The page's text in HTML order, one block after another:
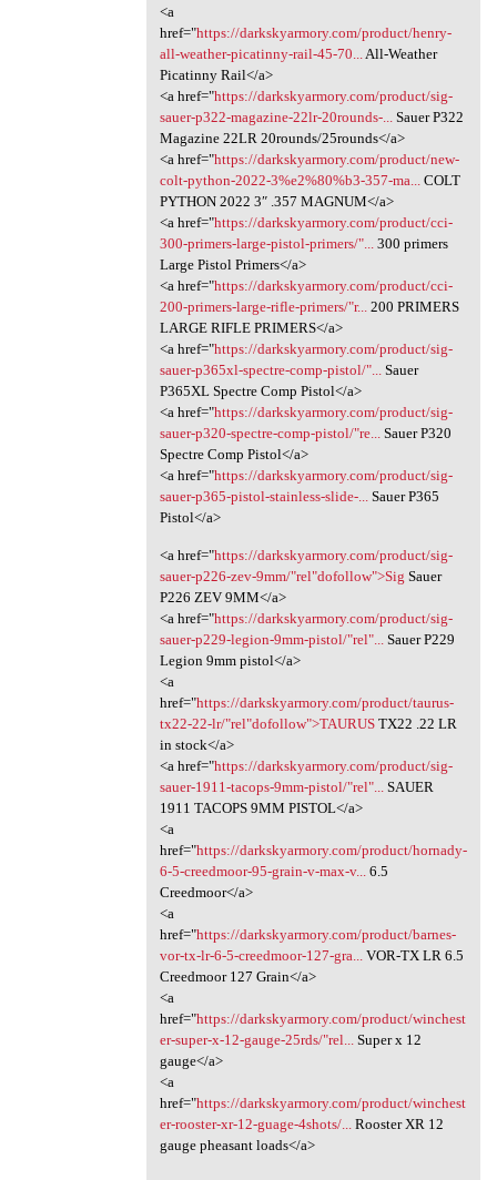
<a
href="https://darkskyarmory.com/product/henry-
all-weather-picatinny-rail-45-70...
All-Weather
Picatinny Rail</a>
<a href="https://darkskyarmory.com/product/sig-
sauer-p322-magazine-22lr-20rounds-...
Sauer P322
Magazine 22LR 20rounds/25rounds</a>
<a href="https://darkskyarmory.com/product/new-
colt-python-2022-3%e2%80%b3-357-ma...
COLT
PYTHON 2022 3″ .357 MAGNUM</a>
<a href="https://darkskyarmory.com/product/cci-
300-primers-large-pistol-primers/"...
300 primers
Large Pistol Primers</a>
<a href="https://darkskyarmory.com/product/cci-
200-primers-large-rifle-primers/"r...
200 PRIMERS
LARGE RIFLE PRIMERS</a>
<a href="https://darkskyarmory.com/product/sig-
sauer-p365xl-spectre-comp-pistol/"...
Sauer
P365XL Spectre Comp Pistol</a>
<a href="https://darkskyarmory.com/product/sig-
sauer-p320-spectre-comp-pistol/"re...
Sauer P320
Spectre Comp Pistol</a>
<a href="https://darkskyarmory.com/product/sig-
sauer-p365-pistol-stainless-slide-...
Sauer P365
Pistol</a>
<a href="https://darkskyarmory.com/product/sig-
sauer-p226-zev-9mm/"rel"dofollow">Sig Sauer
P226 ZEV 9MM</a>
<a href="https://darkskyarmory.com/product/sig-
sauer-p229-legion-9mm-pistol/"rel"...Sauer P229
Legion 9mm pistol</a>
<a
href="https://darkskyarmory.com/product/taurus-
tx22-22-lr/"rel"dofollow">TAURUSTX22 .22 LR
in stock</a>
<a href="https://darkskyarmory.com/product/sig-
sauer-1911-tacops-9mm-pistol/"rel"...SAUER
1911 TACOPS 9MM PISTOL</a>
<a
href="https://darkskyarmory.com/product/hornady-
6-5-creedmoor-95-grain-v-max-v...6.5
Creedmoor</a>
<a
href="https://darkskyarmory.com/product/barnes-
vor-tx-lr-6-5-creedmoor-127-gra...VOR-TX LR 6.5
Creedmoor 127 Grain</a>
<a
href="https://darkskyarmory.com/product/winchest
er-super-x-12-gauge-25rds/"rel...Super x 12
gauge</a>
<a
href="https://darkskyarmory.com/product/winchest
er-rooster-xr-12-guage-4shots/...Rooster XR 12
gauge pheasant loads</a>